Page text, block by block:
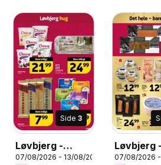
Side3
Løvbjerg -
Tilbudsavis uge
07/08/2026 - 13/08/2026
Løvbjerg -
07/08/2026 -